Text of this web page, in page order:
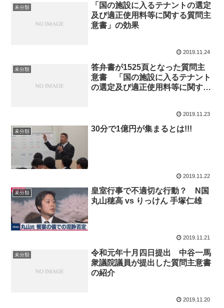
未分類
「国の施設に入るテナントの選定
及び適正使用料等に関する質問主
意書」の効果
2019.11.24
未分類
答弁書が1525頁となった質問主
意書 「国の施設に入るテナント
の選定及び適正使用料等に関する
2019.11.23
未分類 30分で1億円が集まるとは!!!
2019.11.22
未分類
皇室行事で不適切な行動？ N国
丸山穂高 vs りっけん 手塚仁雄
2019.11.21
未分類
令和元年十月四日提出 中谷一馬
衆議院議員が提出した質問主意書
の紹介
2019.11.20